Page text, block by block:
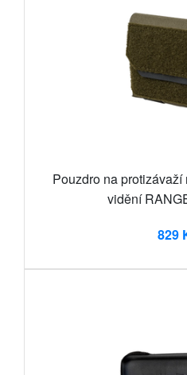
Pouzdro na
vidění
829